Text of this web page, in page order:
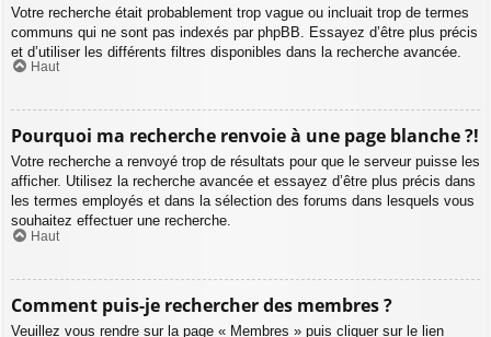
Votre recherche était probablement trop vague ou incluait trop de termes
communs qui ne sont pas indexés par phpBB. Essayez d’être plus précis
et d’utiliser les différents filtres disponibles dans la recherche avancée.
Haut
Pourquoi ma recherche renvoie à une page blanche ?!
Votre recherche a renvoyé trop de résultats pour que le serveur puisse les
afficher. Utilisez la recherche avancée et essayez d’être plus précis dans
les termes employés et dans la sélection des forums dans lesquels vous
souhaitez effectuer une recherche.
Haut
Comment puis-je rechercher des membres ?
Veuillez vous rendre sur la page « Membres » puis cliquer sur le lien